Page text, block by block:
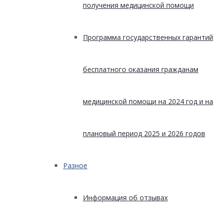
получения медицинской помощи
Программа государственных гарантий
бесплатного оказания гражданам
медицинской помощи на 2024 год и на
плановый период 2025 и 2026 годов
Разное
Информация об отзывах